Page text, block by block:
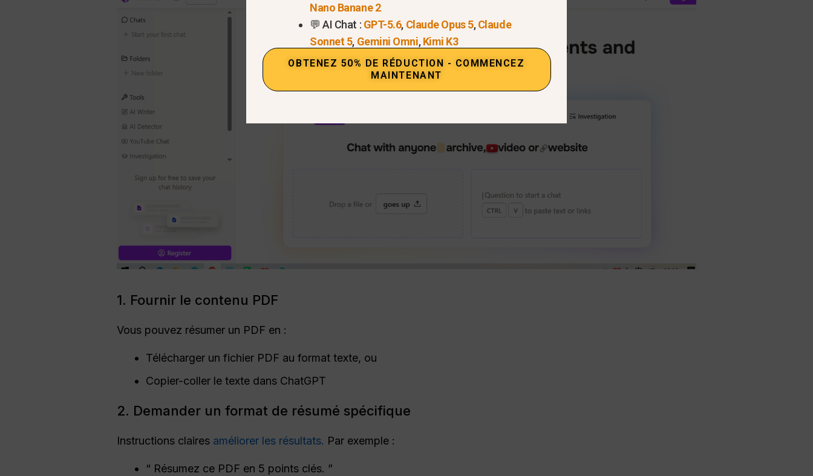
1. Fournir le contenu PDF
Vous pouvez résumer un PDF en :
Télécharger un fichier PDF au format texte, ou
Copier-coller le texte dans ChatGPT
2. Demander un format de résumé spécifique
Instructions claires améliorer les résultats. Par exemple :
“ Résumez ce PDF en 5 points clés. ”
Nano Banane 2
💬 AI Chat : GPT-5.6, Claude Opus 5,Claude
Sonnet 5, Gemini Omni,Kimi K3
OBTENEZ 50% DE RÉDUCTION - COMMENCEZ
MAINTENANT